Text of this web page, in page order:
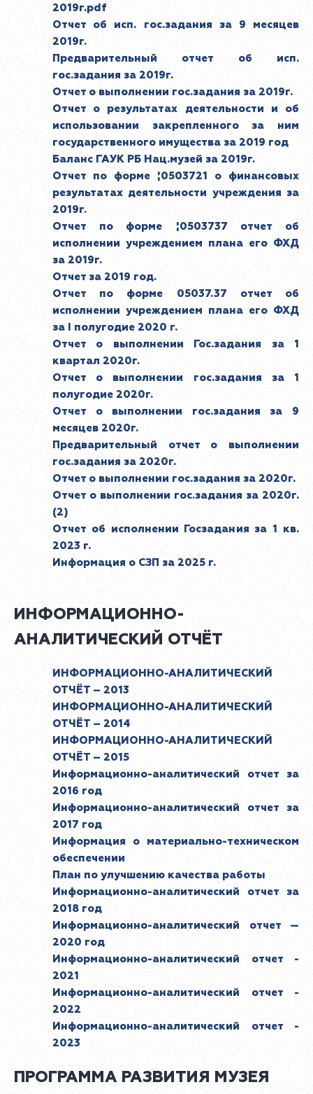
2019г.pdf
Отчет об исп. гос.задания за 9 месяцев
2019г.
Предварительный отчет об исп.
гос.задания за 2019г.
Отчет о выполнении гос.задания за 2019г.
Отчет о результатах деятельности и об
использовании закрепленного за ним
государственного имущества за 2019 год
Баланс ГАУК РБ Нац.музей за 2019г.
Отчет по форме ¦0503721 о финансовых
результатах деятельности учреждения за
2019г.
Отчет по форме ¦0503737 отчет об
исполнении учреждением плана его ФХД
за 2019г.
Отчет за 2019 год.
Отчет по форме 05037.37 отчет об
исполнении учреждением плана его ФХД
за I полугодие 2020 г.
Отчет о выполнении Гос.задания за 1
квартал 2020г.
Отчет о выполнении гос.задания за 1
полугодие 2020г.
Отчет о выполнении гос.задания за 9
месяцев 2020г.
Предварительный отчет о выполнении
гос.задания за 2020г.
Отчет о выполнении гос.задания за 2020г.
Отчет о выполнении гос.задания за 2020г.
(2)
Отчет об исполнении Госзадания за 1 кв.
2023 г.
Информация о СЗП за 2025 г.
ИНФОРМАЦИОННО-
АНАЛИТИЧЕСКИЙ ОТЧЁТ
ИНФОРМАЦИОННО-АНАЛИТИЧЕСКИЙ
ОТЧЁТ – 2013
ИНФОРМАЦИОННО-АНАЛИТИЧЕСКИЙ
ОТЧЁТ – 2014
ИНФОРМАЦИОННО-АНАЛИТИЧЕСКИЙ
ОТЧЁТ – 2015
Информационно-аналитический отчет за
2016 год
Информационно-аналитический отчет за
2017 год
Информация о материально-техническом
обеспечении
План по улучшению качества работы
Информационно-аналитический отчет за
2018 год
Информационно-аналитический отчет —
2020 год
Информационно-аналитический отчет -
2021
Информационно-аналитический отчет -
2022
Информационно-аналитический отчет -
2023
ПРОГРАММА РАЗВИТИЯ МУЗЕЯ